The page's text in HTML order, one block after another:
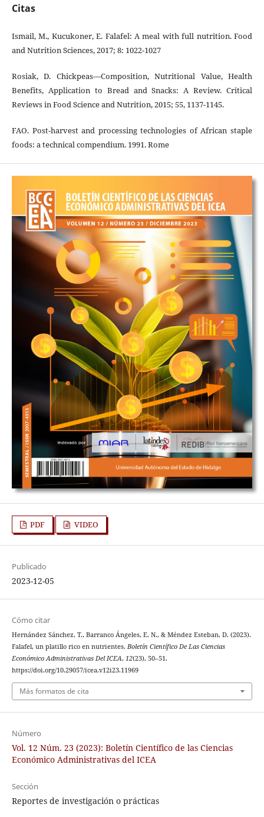
Citas
Ismail, M., Kucukoner, E. Falafel: A meal with full nutrition. Food
and Nutrition Sciences, 2017; 8: 1022-1027
Rosiak, D. Chickpeas—Composition, Nutritional Value, Health
Benefits, Application to Bread and Snacks: A Review. Critical
Reviews in Food Science and Nutrition, 2015; 55, 1137-1145.
FAO. Post-harvest and processing technologies of African staple
foods: a technical compendium. 1991. Rome
PDF VIDEO
Publicado
2023-12-05
Cómo citar
Hernández Sánchez, T., Barranco Ángeles, E. N., & Méndez Esteban, D. (2023).
Falafel, un platillo rico en nutrientes. Boletín Científico De Las Ciencias
Económico Administrativas Del ICEA, 12(23), 50–51.
https://doi.org/10.29057/icea.v12i23.11969
Más formatos de cita
Número
Vol. 12 Núm. 23 (2023): Boletín Científico de las Ciencias
Económico Administrativas del ICEA
Sección
Reportes de investigación o prácticas